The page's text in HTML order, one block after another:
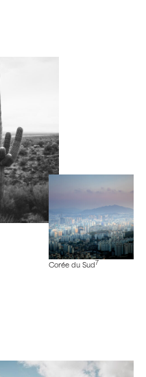
Corée du Sud 7